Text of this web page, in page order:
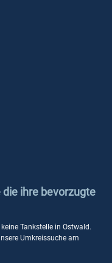
die ihre bevorzugte
Tankstelle in Ostwald.
Umkreissuche am